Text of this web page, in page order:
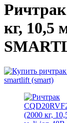
кг, 10,5